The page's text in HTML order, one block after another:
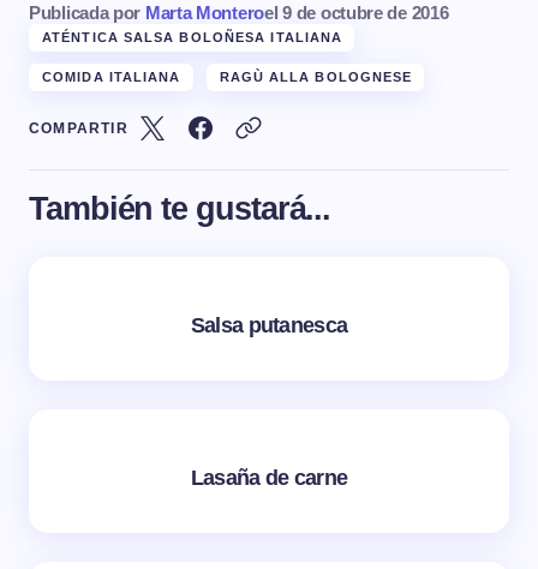
Publicada por Marta Monteroel 9 de octubre de 2016
ATÉNTICA SALSA BOLOÑESA ITALIANA
COMIDA ITALIANA RAGÙ ALLA BOLOGNESE
COMPARTIR
También te gustará...
Salsa putanesca
Lasaña de carne